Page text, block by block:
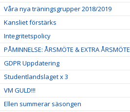
Våra nya träningsgrupper 2018/2019
Kansliet förstärks
Integritetspolicy
PÅMINNELSE: ÅRSMÖTE & EXTRA ÅRSMÖTE
GDPR Uppdatering
Studentlandslaget x 3
VM GULD!!!
Ellen summerar säsongen